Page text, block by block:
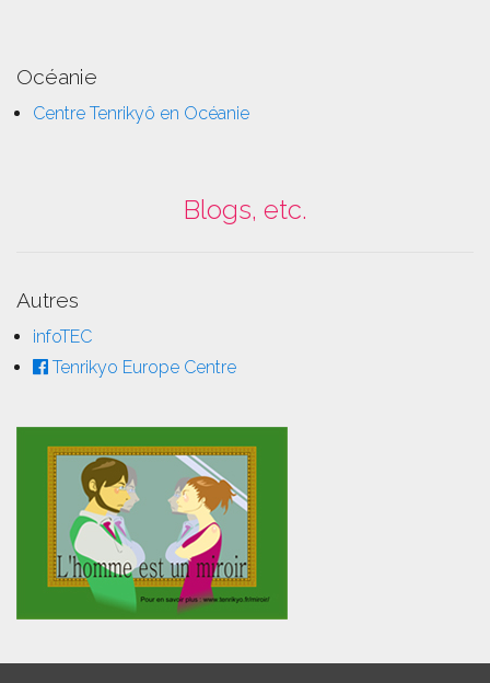
Océanie
Centre Tenrikyô en Océanie
Blogs, etc.
Autres
infoTEC
Tenrikyo Europe Centre